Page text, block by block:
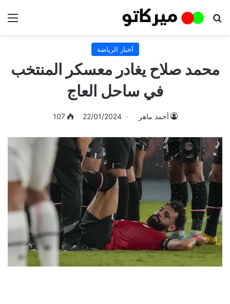
بحث عن
أخبار الرياضة
محمد صلاح يغادر معسكر المنتخب
في ساحل العاج
أحمد ماهر 22/01/2024
107